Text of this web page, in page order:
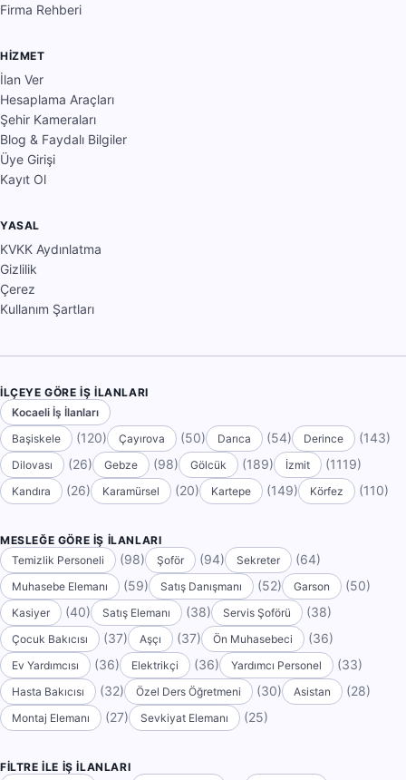
Firma Rehberi
HIZMET
İlan Ver
Hesaplama Araçları
Şehir Kameraları
Blog & Faydalı Bilgiler
Üye Girişi
Kayıt Ol
YASAL
KVKK Aydınlatma
Gizlilik
Çerez
Kullanım Şartları
İLÇEYE GÖRE İŞ İLANLARI
Kocaeli İş İlanları
Başiskele
(120) Çayırova (50) Darıca (54) Derince (143)
Dilovası (26) Gebze (98) Gölcük (189) İzmit (1119)
Kandıra (26) Karamürsel (20) Kartepe (149) Körfez (110)
MESLEĞE GÖRE İŞ İLANLARI
Temizlik Personeli
(98) Şoför (94) Sekreter (64)
Muhasebe Elemanı (59) Satış Danışmanı (52) Garson (50)
Kasiyer (40) Satış Elemanı (38) Servis Şoförü (38)
Çocuk Bakıcısı (37) Aşçı (37) Ön Muhasebeci (36)
Ev Yardımcısı (36) Elektrikçi (36) Yardımcı Personel (33)
Hasta Bakıcısı (32) Özel Ders Öğretmeni (30) Asistan (28)
Montaj Elemanı (27) Sevkiyat Elemanı (25)
FILTRE ILE İŞ İLANLARI